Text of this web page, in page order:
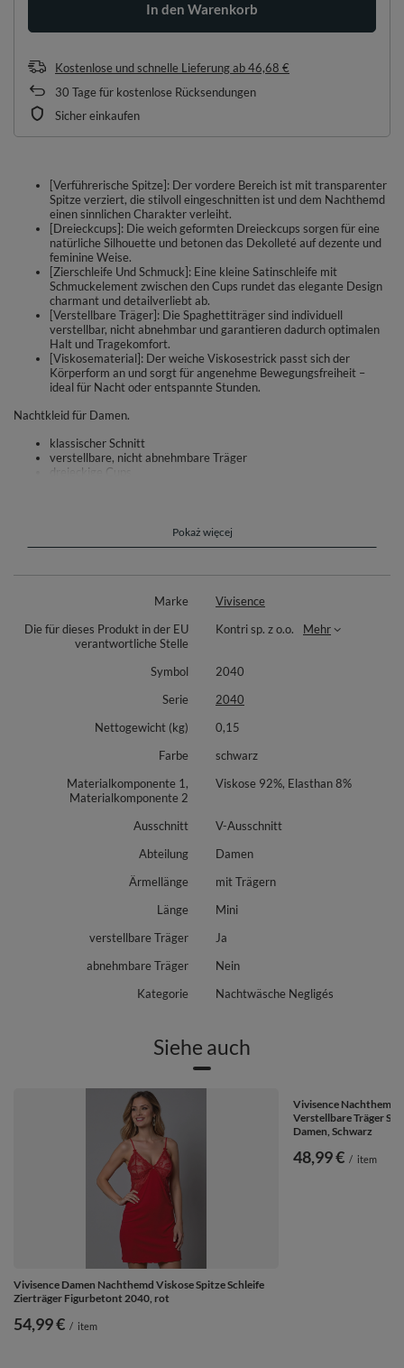
In den Warenkorb
Kostenlose und schnelle Lieferungab46,68 €
30 Tage für kostenlose Rücksendungen
Sicher einkaufen
[Verführerische Spitze]: Der vordere Bereich ist mit transparenter
Spitze verziert, die stilvoll eingeschnitten ist und dem Nachthemd
einen sinnlichen Charakter verleiht.
[Dreieckcups]: Die weich geformten Dreieckcups sorgen für eine
natürliche Silhouette und betonen das Dekolleté auf dezente und
feminine Weise.
[Zierschleife Und Schmuck]: Eine kleine Satinschleife mit
Schmuckelement zwischen den Cups rundet das elegante Design
charmant und detailverliebt ab.
[Verstellbare Träger]: Die Spaghettiträger sind individuell
verstellbar, nicht abnehmbar und garantieren dadurch optimalen
Halt und Tragekomfort.
[Viskosematerial]: Der weiche Viskosestrick passt sich der
Körperform an und sorgt für angenehme Bewegungsfreiheit –
ideal für Nacht oder entspannte Stunden.
Nachtkleid für Damen.
klassischer Schnitt
verstellbare, nicht abnehmbare Träger
dreieckige Cups
Nachthemd ist aus angenehmem Viskosestrick gefertigt
passt sich perfekt der Silhouette an
Materialzusammensetzung: 92% Viskose, 8% Elastan.
Pokaż więcej
Marke
Vivisence
Die für dieses Produkt in der EU
verantwortliche Stelle
Kontri sp. z o.o. Mehr
Symbol
2040
Serie
2040
Nettogewicht (kg)
0,15
Farbe
schwarz
Materialkomponente 1,
Materialkomponente 2
Viskose 92%, Elasthan 8%
Ausschnitt
V-Ausschnitt
Abteilung
Damen
Ärmellänge
mit Trägern
Länge
Mini
verstellbare Träger
Ja
abnehmbare Träger
Nein
Kategorie
Nachtwäsche Negligés
Siehe auch
Vivisence Damen Nachthemd Viskose Spitze Schleife
Zierträger Figurbetont 2040, rot
54,99 € / item
Vivisence Nachthemd
Verstellbare Träger
Damen, Schwarz
48,99 € / item